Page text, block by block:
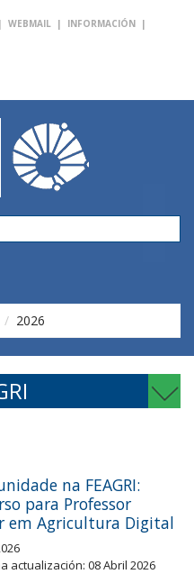
| WEBMAIL | INFORMACIÓN |
2026
na FEAGRI:
para Professor
em Agricultura Digital
actualización: 08 Abril 2026